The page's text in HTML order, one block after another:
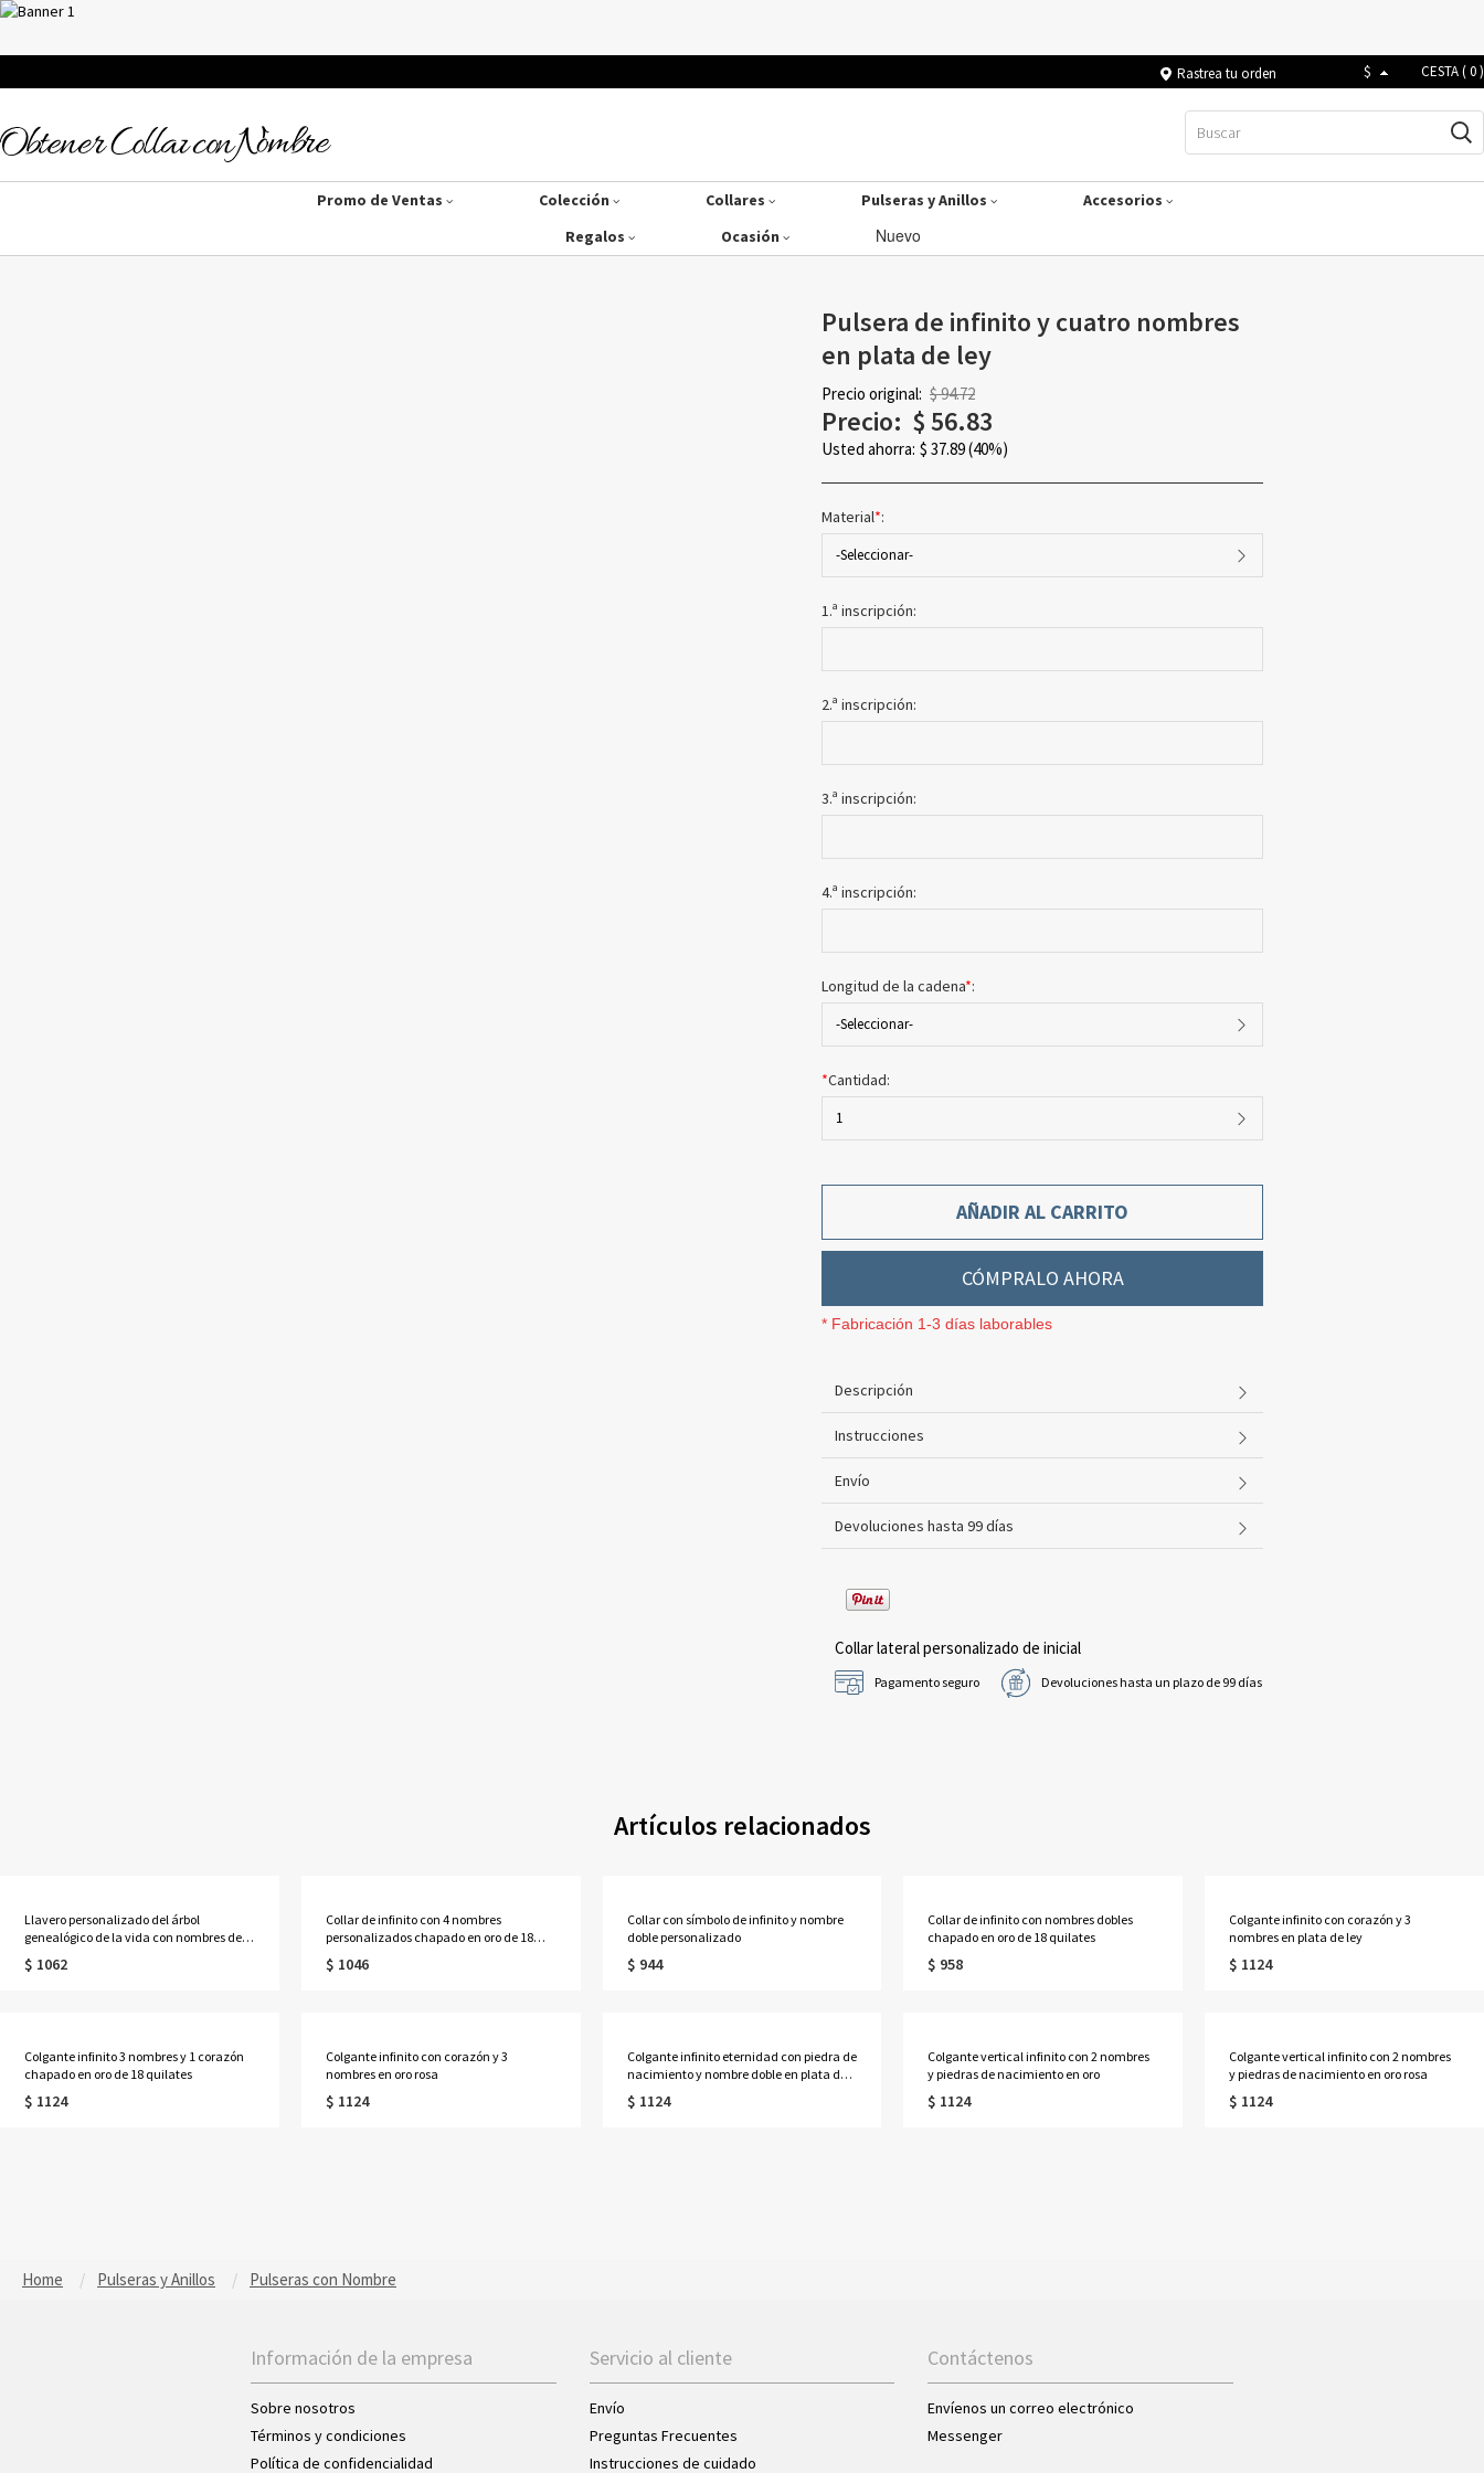
Rastrea tu orden $ CESTA (0)
Promo de Ventas Colección Collares Pulseras y Anillos
Accesorios
Regalos
Ocasión Nuevo
Pulsera de infinito y cuatro nombres
en plata de ley
Precio original: $ 94.72
Precio: $56.83
Usted ahorra: $ 37.89(40%)
Material*:
-Seleccionar-
1.ª inscripción:
2.ª inscripción:
3.ª inscripción:
4.ª inscripción:
Longitud de la cadena*:
-Seleccionar-
*Cantidad:
1
AÑADIR AL CARRITO
CÓMPRALO AHORA
* Fabricación 1-3 días laborables
Descripción
Instrucciones
Envío
Devoluciones hasta 99 días
Collar lateral personalizado de inicial
Pagamento seguro Devoluciones hasta un plazo de 99 días
Artículos relacionados
Llavero personalizado del árbol
genealógico de la vida con nombres de 1
a 13 niños
$ 1062
Collar de infinito con 4 nombres
personalizados chapado en oro de 18
quilates
$ 1046
Collar con símbolo de infinito y nombre
doble personalizado
$ 944
Collar de infinito con nombres dobles
chapado en oro de 18 quilates
$ 958
Colgante infinito con corazón y 3
nombres en plata de ley
$ 1124
Colgante infinito 3 nombres y 1 corazón
chapado en oro de 18 quilates
$ 1124
Colgante infinito con corazón y 3
nombres en oro rosa
$ 1124
Colgante infinito eternidad con piedra de
nacimiento y nombre doble en plata de
ley
$ 1124
Colgante vertical infinito con 2 nombres
y piedras de nacimiento en oro
$ 1124
Colgante vertical infinito con 2 nombres
y piedras de nacimiento en oro rosa
$ 1124
Home Pulseras y Anillos Pulseras con Nombre
Información de la empresa
Sobre nosotros
Términos y condiciones
Política de confidencialidad
Servicio al cliente
Envío
Preguntas Frecuentes
Instrucciones de cuidado
Contáctenos
Envíenos un correo electrónico
Messenger